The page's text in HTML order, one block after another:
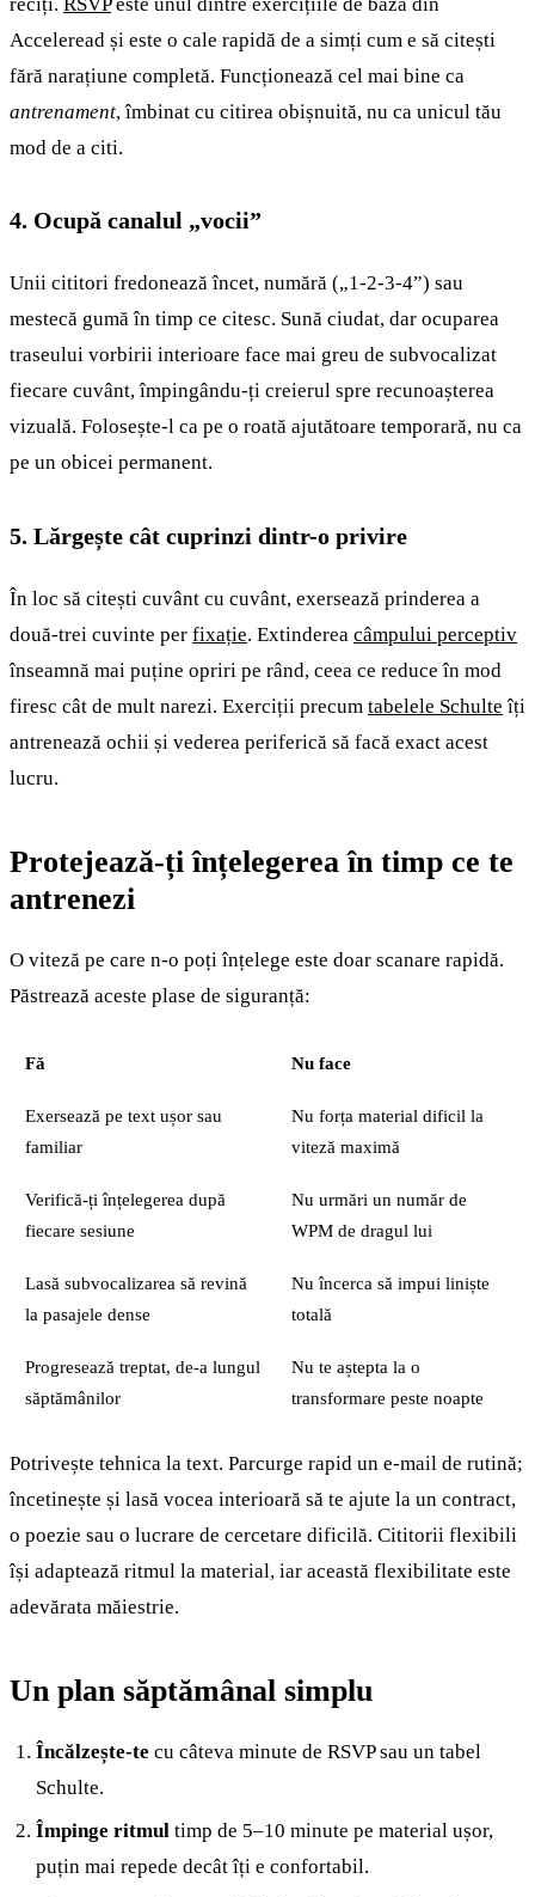
Acceleread și este o cale rapidă de a simți cum e să citești
fără narațiune completă. Funcționează cel mai bine ca
antrenament, îmbinat cu citirea obișnuită, nu ca unicul tău
mod de a citi.
4. Ocupă canalul „vocii”
Unii cititori fredonează încet, numără („1-2-3-4”) sau
mestecă gumă în timp ce citesc. Sună ciudat, dar ocuparea
traseului vorbirii interioare face mai greu de subvocalizat
fiecare cuvânt, împingându-ți creierul spre recunoașterea
vizuală. Folosește-l ca pe o roată ajutătoare temporară, nu ca
pe un obicei permanent.
5. Lărgește cât cuprinzi dintr-o privire
În loc să citești cuvânt cu cuvânt, exersează prinderea a
două-trei cuvinte per fixație. Extinderea câmpului perceptiv
înseamnă mai puține opriri pe rând, ceea ce reduce în mod
firesc cât de mult narezi. Exerciții precum tabelele Schulte îți
antrenează ochii și vederea periferică să facă exact acest
lucru.
Protejează-ți înțelegerea în timp ce te
antrenezi
O viteză pe care n-o poți înțelege este doar scanare rapidă.
Păstrează aceste plase de siguranță:
Fă Nu face
Exersează pe text ușor sau
familiar
Nu forța material dificil la
viteză maximă
Verifică-ți înțelegerea după
fiecare sesiune
Nu urmări un număr de
WPM de dragul lui
Lasă subvocalizarea să revină
la pasajele dense
Nu încerca să impui liniște
totală
Progresează treptat, de-a lungul
săptămânilor
Nu te aștepta la o
transformare peste noapte
Potrivește tehnica la text. Parcurge rapid un e-mail de rutină;
încetinește și lasă vocea interioară să te ajute la un contract,
o poezie sau o lucrare de cercetare dificilă. Cititorii flexibili
își adaptează ritmul la material, iar această flexibilitate este
adevărata măiestrie.
Un plan săptămânal simplu
Încălzește-te cu câteva minute de RSVP sau un tabel
Schulte.
Împinge ritmul timp de 5–10 minute pe material ușor,
puțin mai repede decât îți e confortabil.